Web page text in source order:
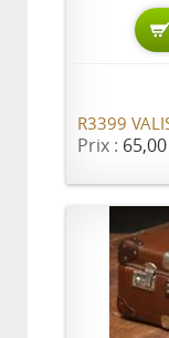
R3399
Prix :